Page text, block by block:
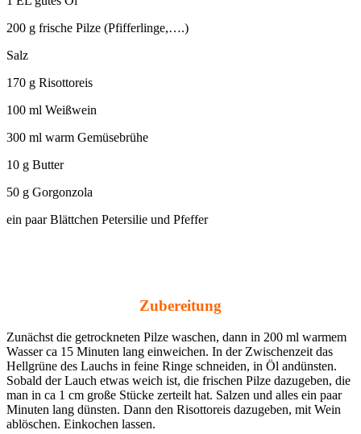
200 g frische Pilze (Pfifferlinge,….)
Salz
170 g Risottoreis
100 ml Weißwein
300 ml warm Gemüsebrühe
10 g Butter
50 g Gorgonzola
ein paar Blättchen Petersilie und Pfeffer
Zubereitung
Zunächst die getrockneten Pilze waschen, dann in 200 ml warmem
Wasser ca 15 Minuten lang einweichen. In der Zwischenzeit das
Hellgrüne des Lauchs in feine Ringe schneiden, in Öl andünsten.
Sobald der Lauch etwas weich ist, die frischen Pilze dazugeben, die
man in ca 1 cm große Stücke zerteilt hat. Salzen und alles ein paar
Minuten lang dünsten. Dann den Risottoreis dazugeben, mit Wein
ablöschen. Einkochen lassen.